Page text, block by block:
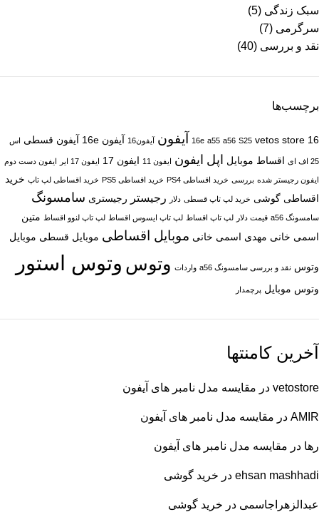
سبک زندگی (5)
سرگرمی (7)
نقد و بررسی (40)
برچسب‌ها
16
16e a55 a56 S25 vetos store آیفون آیفون16 آیفون 16e آیفون قسطی اس
25 اف ای اقساط موبایل اپل ایفون ایفون 11 ایفون 17 ایفون 17 ایر ایفون دست دوم
ایفون رجیستر شده بررسی خرید اقساطی PS4 خرید اقساطی PS5 خرید اقساطی لپ تاپ خرید
اقساطی گوشی خرید لپ تاپ قسطی دلار رجیستر رجیستری سامسونگ
سامسونگ a56 قیمت دلار لپ تاپ اقساط لپ تاپ ایسوس اقساط لپ تاپ لنوو اقساط متین
اسمی خانی مهدی اسمی خانی موبایل اقساطی موبایل قسطی موبایل
وتوس نقد و بررسی سامسونگ a56 واردات وتوس وتوس استور
وتوس موبایل پرچمدار
آخرین کامنتها
vetostore در مقایسه مدل نامبر های آیفون
AMIR در مقایسه مدل نامبر های آیفون
رها در مقایسه مدل نامبر های آیفون
ehsan mashhadi در خرید گوشی
عبدالزهراجاسمی در خرید گوشی